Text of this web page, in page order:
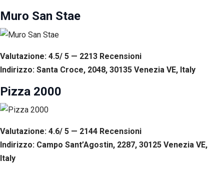
Muro San Stae
Valutazione: 4.5/ 5 — 2213 Recensioni
Indirizzo: Santa Croce, 2048, 30135 Venezia VE, Italy
Pizza 2000
Valutazione: 4.6/ 5 — 2144 Recensioni
Indirizzo: Campo Sant’Agostin, 2287, 30125 Venezia VE,
Italy